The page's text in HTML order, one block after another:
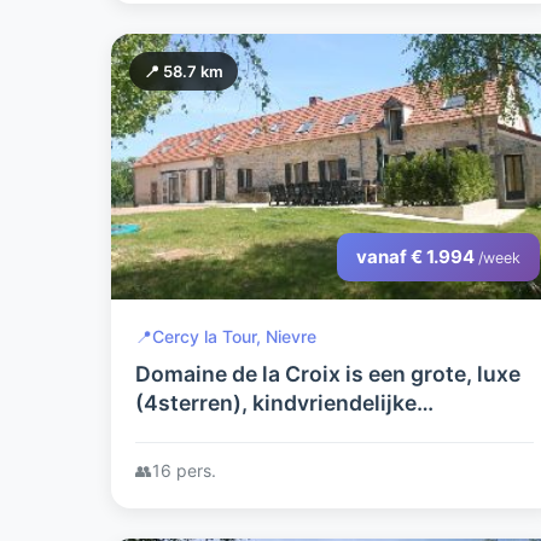
📍 58.7 km
vanaf € 1.994 /week
📍Cercy la Tour, Nievre
Domaine de la Croix is een grote, luxe
(4sterren), kindvriendelijke
en jacuzzi voor maximaal 16 personen
👥16 pers.